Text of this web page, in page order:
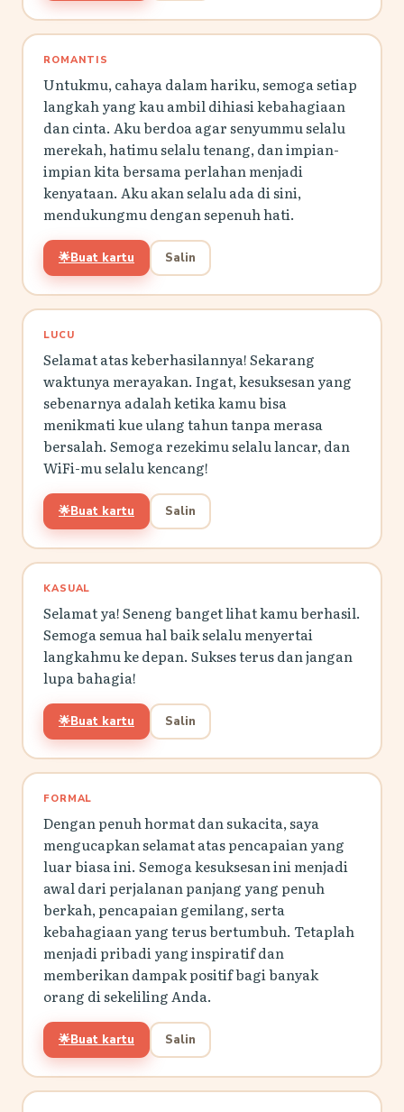
ROMANTIS
Untukmu, cahaya dalam hariku, semoga setiap
langkah yang kau ambil dihiasi kebahagiaan
dan cinta. Aku berdoa agar senyummu selalu
merekah, hatimu selalu tenang, dan impian-
impian kita bersama perlahan menjadi
kenyataan. Aku akan selalu ada di sini,
mendukungmu dengan sepenuh hati.
🌟Buat kartu Salin
LUCU
Selamat atas keberhasilannya! Sekarang
waktunya merayakan. Ingat, kesuksesan yang
sebenarnya adalah ketika kamu bisa
menikmati kue ulang tahun tanpa merasa
bersalah. Semoga rezekimu selalu lancar, dan
WiFi-mu selalu kencang!
🌟Buat kartu Salin
KASUAL
Selamat ya! Seneng banget lihat kamu berhasil.
Semoga semua hal baik selalu menyertai
langkahmu ke depan. Sukses terus dan jangan
lupa bahagia!
🌟Buat kartu Salin
FORMAL
Dengan penuh hormat dan sukacita, saya
mengucapkan selamat atas pencapaian yang
luar biasa ini. Semoga kesuksesan ini menjadi
awal dari perjalanan panjang yang penuh
berkah, pencapaian gemilang, serta
kebahagiaan yang terus bertumbuh. Tetaplah
menjadi pribadi yang inspiratif dan
memberikan dampak positif bagi banyak
orang di sekeliling Anda.
🌟Buat kartu Salin